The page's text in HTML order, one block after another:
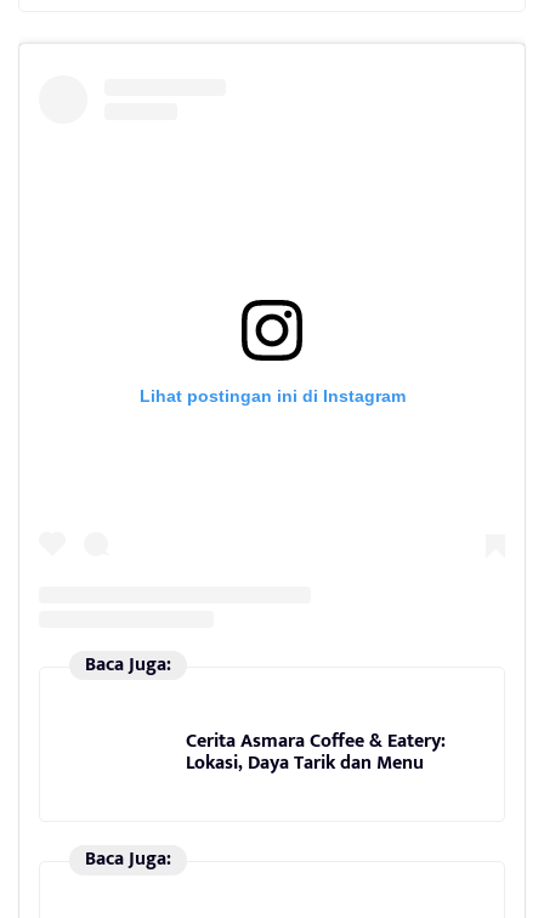
Lihat postingan ini di Instagram
Baca Juga:
Cerita Asmara Coffee & Eatery:
Lokasi, Daya Tarik dan Menu
Baca Juga: